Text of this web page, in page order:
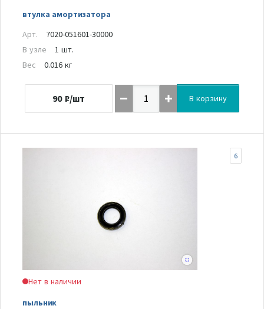
втулка амортизатора
Арт.
7020-051601-30000
В узле
1 шт.
Вес
0.016 кг
90 ₽/шт В корзину
Нет в наличии
пыльник
6